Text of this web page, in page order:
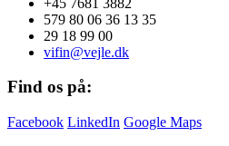
579 80 06 36 13 35
29 18 99 00
vifin@vejle.dk
Find os på:
Facebook LinkedIn Google Maps